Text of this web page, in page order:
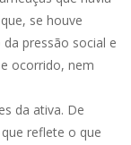
se houve
pressão social e
ocorrido, nem
da ativa. De
reflete o que